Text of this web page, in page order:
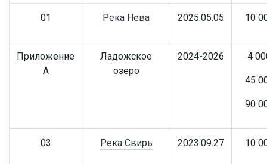
01 Река Нева 2025.05.05 10
Приложение
А
Ладожское
озеро
2024-2026 4
45
90
03 Река Свирь 2023.09.27 10